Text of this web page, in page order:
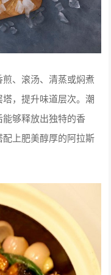
、滚汤、清蒸或焖煮
，提升味道层次。潮
够释放出独特的香
上肥美醇厚的阿拉斯